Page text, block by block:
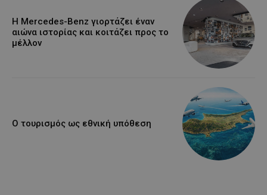
Η Mercedes-Benz γιορτάζει έναν
αιώνα ιστορίας και κοιτάζει προς το
μέλλον
Ο τουρισμός ως εθνική υπόθεση